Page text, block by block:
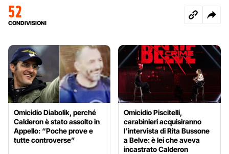
52
CONDIVISIONI
Omicidio Diabolik, perché
Calderon è stato assolto in
Appello: “Poche prove e
tutte controverse”
Omicidio Piscitelli,
carabinieri acquisiranno
l’intervista di Rita Bussone
a Belve: è lei che aveva
incastrato Calderon